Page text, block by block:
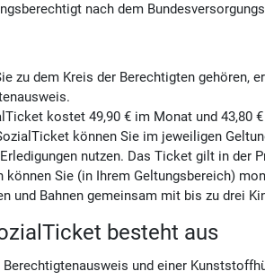
nach dem
zu dem Kreis der Berechtigten gehören,
kostet 49,90 € im Monat und 43,80
können Sie im jeweiligen
nutzen. Das Ticket gilt in der
können Sie (in Ihrem Geltungsbereich)
und Bahnen gemeinsam mit bis zu drei
besteht aus
Berechtigtenausweis und einer